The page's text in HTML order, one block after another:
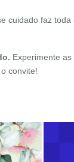
cuidado faz
Experimente
convite!